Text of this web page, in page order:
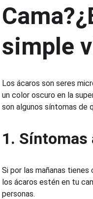
simple
Los ácaros son seres
un color oscuro en la
son algunos síntomas de
1.
Si por las mañanas
los ácaros estén en tu
personas.